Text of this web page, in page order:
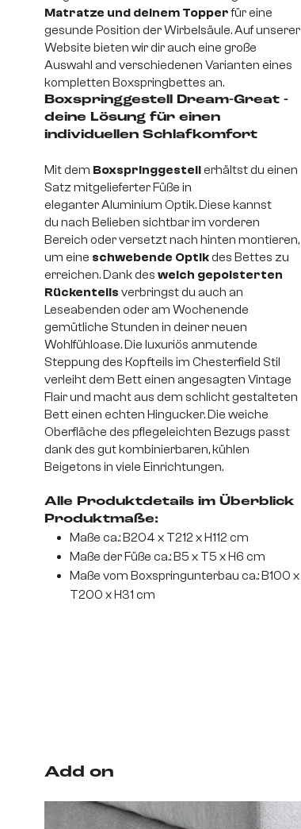
Matratze und deinem Topperfür eine
gesunde Position der Wirbelsäule. Auf unserer
Website bieten wir dir auch eine große
Auswahl and verschiedenen Varianten eines
kompletten Boxspringbettes an.
Boxspringgestell Dream-Great -
deine Lösung für einen
individuellen Schlafkomfort
Mit dem Boxspringgestell erhältst du einen
Satz mitgelieferter Füße in
eleganter Aluminium Optik. Diese kannst
du nach Belieben sichtbar im vorderen
Bereich oder versetzt nach hinten montieren,
um eine schwebende Optik des Bettes zu
erreichen. Dank des weich gepolsterten
Rückenteils verbringst du auch an
Leseabenden oder am Wochenende
gemütliche Stunden in deiner neuen
Wohlfühloase. Die luxuriös anmutende
Steppung des Kopfteils im Chesterfield Stil
verleiht dem Bett einen angesagten Vintage
Flair und macht aus dem schlicht gestalteten
Bett einen echten Hingucker. Die weiche
Oberfläche des pflegeleichten Bezugs passt
dank des gut kombinierbaren, kühlen
Beigetons in viele Einrichtungen.
Alle Produktdetails im Überblick
Produktmaße:
Maße ca.: B204 x T212 x H112 cm
Maße der Füße ca.: B5 x T5 x H6 cm
Maße vom Boxspringunterbau ca.: B100 x
T200 x H31 cm
Add on